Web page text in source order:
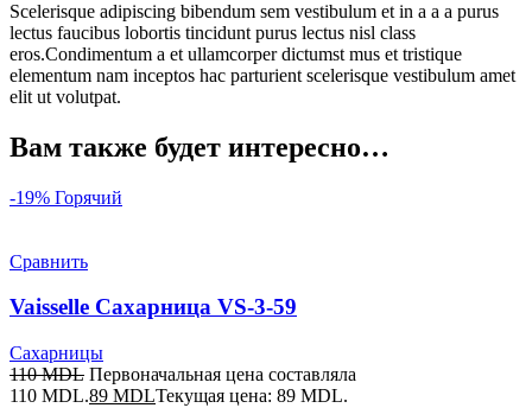
Scelerisque adipiscing bibendum sem vestibulum et in a a a purus
lectus faucibus lobortis tincidunt purus lectus nisl class
eros.Condimentum a et ullamcorper dictumst mus et tristique
elementum nam inceptos hac parturient scelerisque vestibulum amet
elit ut volutpat.
Вам также будет интересно…
-19% Горячий
Сравнить
Vaisselle Сахарница VS-3-59
Сахарницы
110MDL Первоначальная цена составляла
110 MDL.89 MDLТекущая цена: 89 MDL.